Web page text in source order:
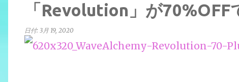
「Revolution」が70%OFF
日付: 3月 19, 2020